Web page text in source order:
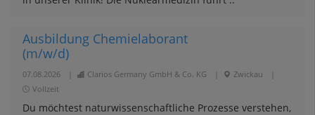
Ausbildung Chemielaborant
(m/w/d)
07.08.2026 Clarios Germany GmbH & Co. KG Zwickau
Vollzeit
Du möchtest naturwissenschaftliche Prozesse verstehen,